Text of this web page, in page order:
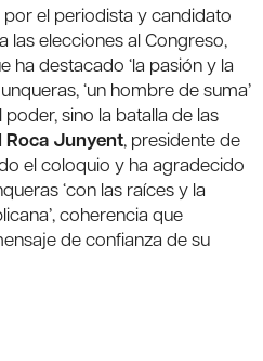
el periodista y candidato
las elecciones al Congreso,
ha destacado ‘la pasión y la
‘un hombre de suma’
sino la batalla de las
Roca Junyent, presidente de
el coloquio y ha agradecido
‘con las raíces y la
coherencia que
de confianza de su